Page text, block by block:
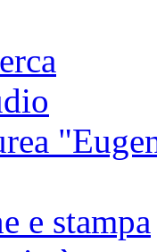
e stampa